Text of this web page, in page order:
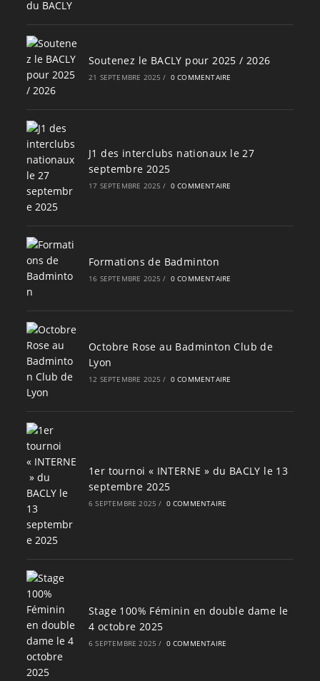
Soutenez le BACLY pour 2025 / 2026
21 SEPTEMBRE 2025 / 0 COMMENTAIRE
J1 des interclubs nationaux le 27
septembre 2025
17 SEPTEMBRE 2025 / 0 COMMENTAIRE
Formations de Badminton
16 SEPTEMBRE 2025 / 0 COMMENTAIRE
Octobre Rose au Badminton Club de
Lyon
12 SEPTEMBRE 2025 / 0 COMMENTAIRE
1er tournoi « INTERNE » du BACLY le 13
septembre 2025
6 SEPTEMBRE 2025 / 0 COMMENTAIRE
Stage 100% Féminin en double dame le
4 octobre 2025
6 SEPTEMBRE 2025 / 0 COMMENTAIRE